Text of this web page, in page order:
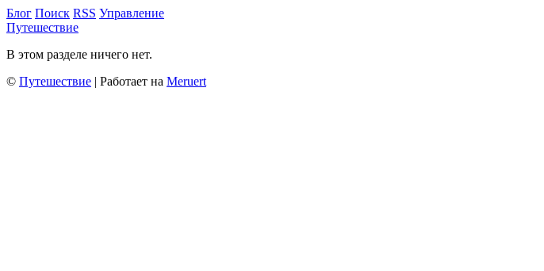
Блог Поиск RSS Управление
Путешествие
В этом разделе ничего нет.
© Путешествие | Работает на Meruert